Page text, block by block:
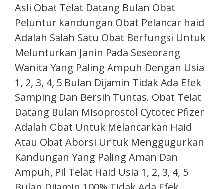
Asli Obat Telat Datang Bulan Obat
Peluntur kandungan Obat Pelancar haid
Adalah Salah Satu Obat Berfungsi Untuk
Melunturkan Janin Pada Seseorang
Wanita Yang Paling Ampuh Dengan Usia
1, 2, 3, 4, 5 Bulan Dijamin Tidak Ada Efek
Samping Dan Bersih Tuntas. Obat Telat
Datang Bulan Misoprostol Cytotec Pfizer
Adalah Obat Untuk Melancarkan Haid
Atau Obat Aborsi Untuk Menggugurkan
Kandungan Yang Paling Aman Dan
Ampuh, Pil Telat Haid Usia 1, 2, 3, 4, 5